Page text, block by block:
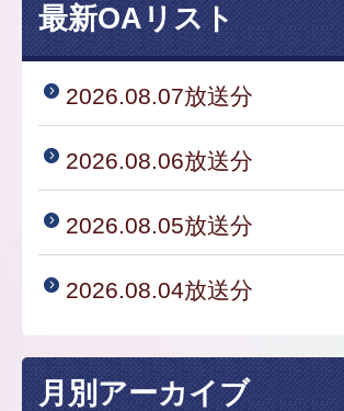
最新OAリスト
2026.08.07放送分
2026.08.06放送分
2026.08.05放送分
2026.08.04放送分
月別アーカイブ